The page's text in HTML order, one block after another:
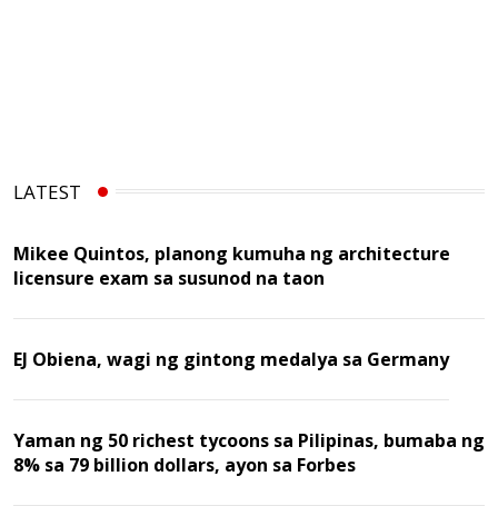
LATEST
Mikee Quintos, planong kumuha ng architecture
licensure exam sa susunod na taon
EJ Obiena, wagi ng gintong medalya sa Germany
Yaman ng 50 richest tycoons sa Pilipinas, bumaba ng
8% sa 79 billion dollars, ayon sa Forbes